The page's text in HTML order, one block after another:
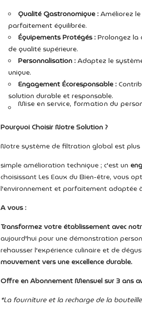
Qualité Gastronomique :Améliorez
parfaitement équilibrée.
Équipements Protégés :Prolongez la
de qualité supérieure.
Personnalisation :Adaptez le
unique.
Engagement Écoresponsable :
solution durable et responsable.
Mise en service, formation du
Pourquoi Choisir Notre Solution ?
Notre système de filtration global est plus
simple amélioration technique ; c'est un
choisissant Les Eaux du Bien-être, vous
l'environnement et parfaitement adaptée
A vous :
Transformez votre établissement avec
aujourd'hui pour une démonstration
rehausser l'expérience culinaire et de
mouvement vers une excellence durable.
Offre en Abonnement Mensuel sur 3 ans
*La fourniture et la recharge de la